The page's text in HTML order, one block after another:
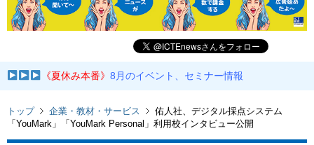
《夏休み本番》8月のイベント、セミナー情報
トップ 企業・教材・サービス
佑人社、デジタル採点システム
「YouMark」「YouMark Personal」利用校インタビュー公開